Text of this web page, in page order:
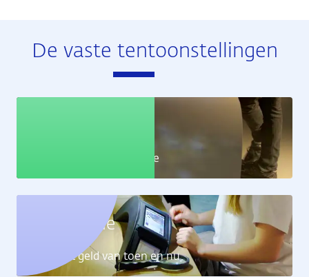
De vaste tentoonstellingen
Leer alles over de economie
Geldcollectie
Ontdek het geld van toen en nu